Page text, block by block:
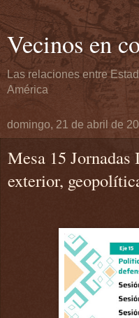
Vecinos en
Las relaciones entre
América
domingo, 21 de abril de
Mesa 15
exterior,